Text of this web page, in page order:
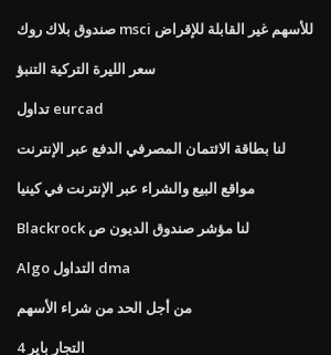
صندوق بلاك روك msci للأسهم غير القابلة للإقراض
سعر الليرة التركية التنبؤ
تداول eurcad
لنا بطاقة الائتمان المصرفي الدفع عبر الإنترنت
مواقع البيع والشراء عبر الإنترنت في كينيا
Blackrock لنا مؤشر صندوق الديون ص
Algo التداول dma
من أجل الحد من شراء الأسهم
4 التجار باير